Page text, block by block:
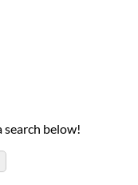
search below!